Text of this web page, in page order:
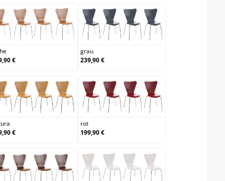
eiche
€
grau
grau
239,90 €
natura
€
rot
rot
199,90 €
walnuss weiß